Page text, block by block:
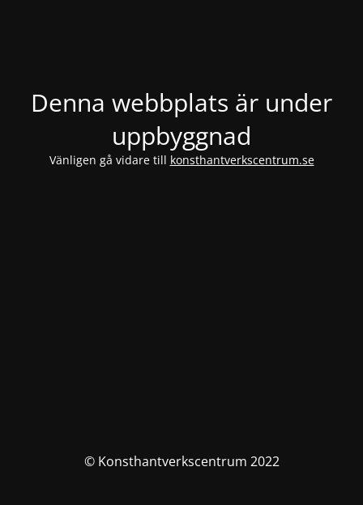
Denna webbplats är under
uppbyggnad
Vänligen gå vidare till konsthantverkscentrum.se
© Konsthantverkscentrum 2022